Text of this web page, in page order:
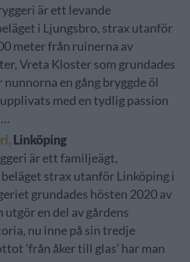
är ett levande
i Ljungsbro, strax utanför
meter från ruinerna av
Vreta Kloster som grundades
nunnorna en gång bryggde öl
med en tydlig passion
Linköping
är ett familjeägt,
strax utanför Linköping i
grundades hösten 2020 av
en del av gårdens
nu inne på sin tredje
’från åker till glas’ har man